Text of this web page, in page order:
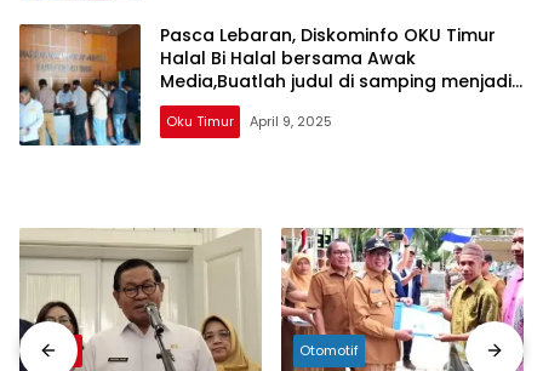
SARA,
narkoba
dan
berita
asusila
Online
Ampera
Pasca Lebaran, Diskominfo OKU Timur
Halal Bi Halal bersama Awak
Media,Buatlah judul di samping menjadi
lebih menarik
Oku Timur April 9, 2025
Berita Otomotif